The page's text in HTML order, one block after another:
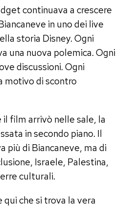
continuava a crescere
in uno dei live
storia Disney. Ogni
una nuova polemica. Ogni
discussioni. Ogni
motivo di scontro
film arrivò nelle sale, la
in secondo piano. Il
più di Biancaneve, ma di
Israele, Palestina,
culturali.
che si trova la vera